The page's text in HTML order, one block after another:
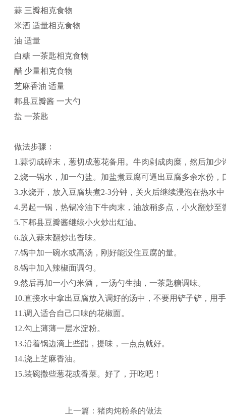
蒜 三瓣相克食物
米酒 适量相克食物
油 适量
白糖 一茶匙相克食物
醋 少量相克食物
芝麻香油 适量
郫县豆瓣酱 一大勺
盐 一茶匙
做法步骤：
1.蒜切成碎末，葱切成葱花备用。牛肉剁成肉糜，然后加
2.烧一锅水，加一勺盐。加盐煮豆腐可逼出豆腐多余水份
3.水烧开，放入豆腐块煮2-3分钟，关火后继续浸泡在热水
4.另起一锅，热锅冷油下牛肉末，油放稍多点，小火翻炒至
5.下郫县豆瓣酱继续小火炒出红油。
6.放入蒜末翻炒出香味。
7.锅中加一碗水或高汤，刚好能没住豆腐的量。
8.锅中加入辣椒面调匀。
9.然后再加一小勺米酒，一汤勺生抽，一茶匙糖调味。
10.直接水中拿出豆腐放入调好的汤中，不要用铲子铲，用
11.调入适合自己口味的花椒面。
12.勾上薄薄一层水淀粉。
13.沿着锅边滴上些醋，提味，一点点就好。
14.浇上芝麻香油。
15.装碗撒些葱花或香菜。好了，开吃吧！
上一篇：猪肉炖粉条的做法